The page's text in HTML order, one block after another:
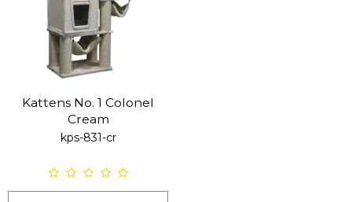
Kattens No. 1 Colonel
Cream
kps-831-cr